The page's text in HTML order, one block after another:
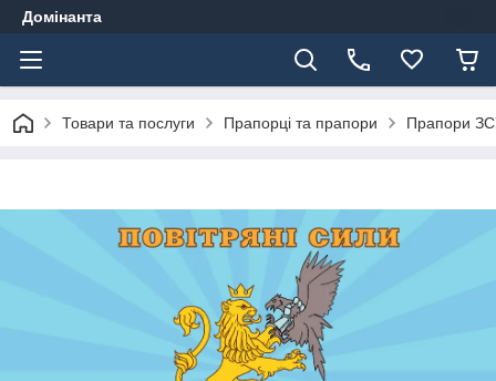
Домінанта
Товари та послуги Прапорці та прапори Прапори